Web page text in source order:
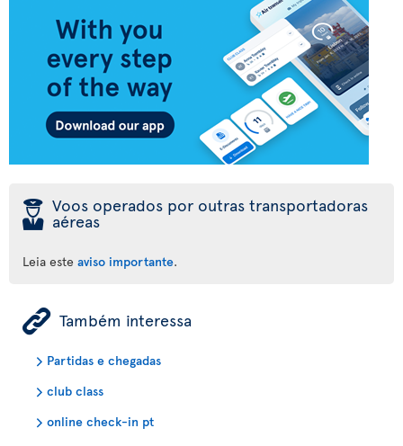
þ Voos operados por outras transportadoras
aéreas
Leia este aviso importante.
ÿ Também interessa
Partidas e chegadas
club class
online check-in pt